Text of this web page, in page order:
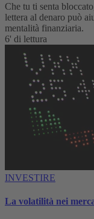
Che tu ti senta
lettera al denaro può
mentalità finanziaria.
6' di lettura
INVESTIRE
La volatilità nei